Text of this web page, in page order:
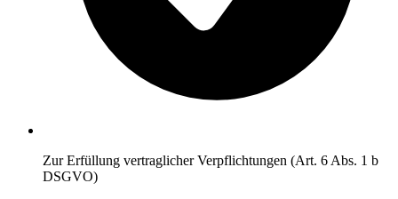
Zur Erfüllung vertraglicher Verpflichtungen (Art. 6 Abs. 1 b
DSGVO)